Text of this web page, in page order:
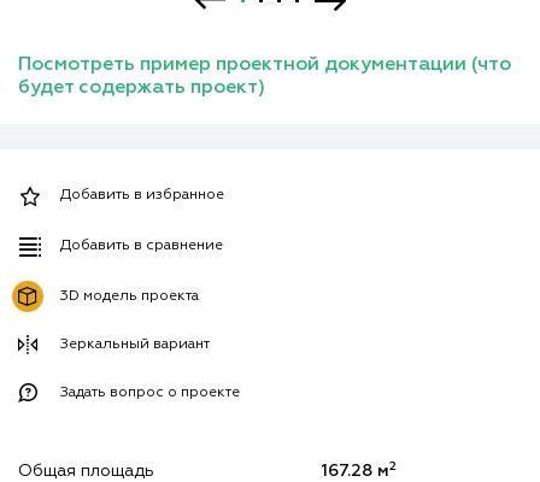
Посмотреть пример проектной документации (что
будет содержать проект)
Добавить в избранное
Добавить в сравнение
3D модель проекта
Зеркальный вариант
Задать вопрос о проекте
Общая площадь 167.28 м2